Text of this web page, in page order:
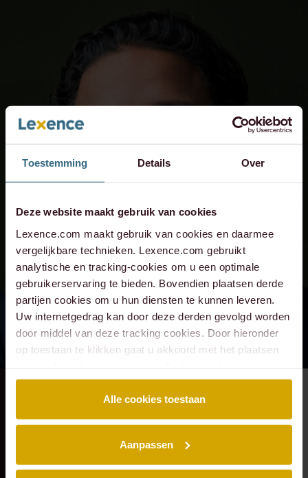
Toestemming Details Over
Deze website maakt gebruik van cookies
Lexence.com maakt gebruik van cookies en daarmee
vergelijkbare technieken. Lexence.com gebruikt
analytische en tracking-cookies om u een optimale
gebruikerservaring te bieden. Bovendien plaatsen derde
partijen cookies om u hun diensten te kunnen leveren.
Uw internetgedrag kan door deze derden gevolgd worden
door middel van deze tracking cookies. Door hieronder
op toestaan te klikken gaat u akkoord met het plaatsen
Alle cookies toestaan
Aanpassen
Lexence heeft
Caddenz
geadviseerd bij de
overname van
geadviseerd bij de
toetreding van